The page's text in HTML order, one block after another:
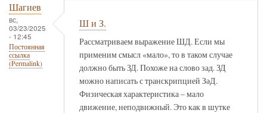
Шагиев
вс,
03/23/2025
- 12:45
Постоянная
ссылка
(Permalink)
Ш и З.
Рассматриваем выражение ШД. Если мы
применим смысл «мало», то в таком случае
должно быть ЗД. Похоже на слово зад. ЗД
можно написать с транскрипцией ЗәД.
Физическая характеристика – мало
движение, неподвижный. Это как в шутке